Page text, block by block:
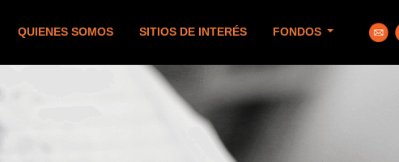
QUIENES SOMOS SITIOS DE INTERÉS FONDOS